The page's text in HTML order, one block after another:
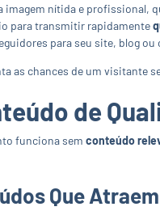
imagem nítida e profissional,
para transmitir rapidamente
para seu site, blog
as chances de um visitante
de
funciona sem conteúdo
Que